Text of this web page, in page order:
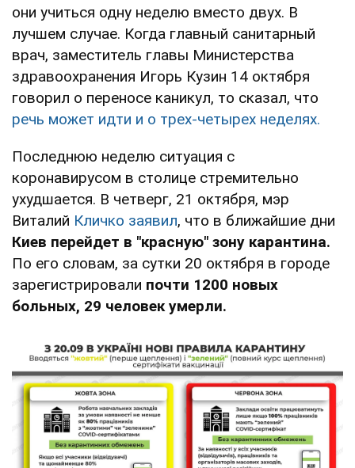
они учиться одну неделю вместо двух. В
лучшем случае. Когда главный санитарный
врач, заместитель главы Министерства
здравоохранения Игорь Кузин 14 октября
говорил о переносе каникул, то сказал, что
речь может идти и о трех-четырех неделях.
Последнюю неделю ситуация с
коронавирусом в столице стремительно
ухудшается. В четверг, 21 октября, мэр
Виталий Кличко заявил, что в ближайшие дни
Киев перейдет в "красную" зону карантина.
По его словам, за сутки 20 октября в городе
зарегистрировали почти 1200 новых
больных, 29 человек умерли.